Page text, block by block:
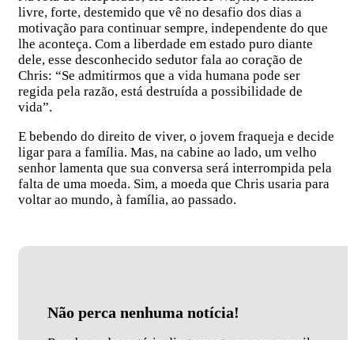
livre, forte, destemido que vê no desafio dos dias a
motivação para continuar sempre, independente do que
lhe aconteça. Com a liberdade em estado puro diante
dele, esse desconhecido sedutor fala ao coração de
Chris: “Se admitirmos que a vida humana pode ser
regida pela razão, está destruída a possibilidade de
vida”.
E bebendo do direito de viver, o jovem fraqueja e decide
ligar para a família. Mas, na cabine ao lado, um velho
senhor lamenta que sua conversa será interrompida pela
falta de uma moeda. Sim, a moeda que Chris usaria para
voltar ao mundo, à família, ao passado.
Não perca nenhuma notícia!